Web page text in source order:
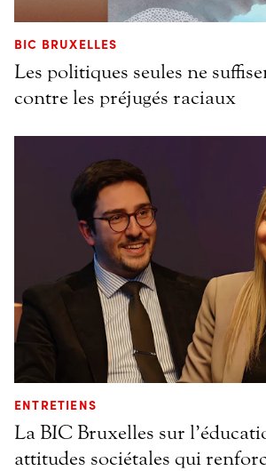
BIC BRUXELLES
Les politiques seules ne
contre les préjugés raciaux
ENTRETIENS
La BIC Bruxelles sur
attitudes sociétales qui